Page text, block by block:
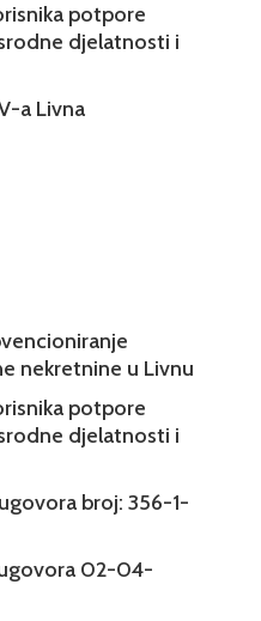
potpore
djelatnosti i
a Livna
nekretnine u Livnu
potpore
djelatnosti i
broj: 356-1-
02-04-